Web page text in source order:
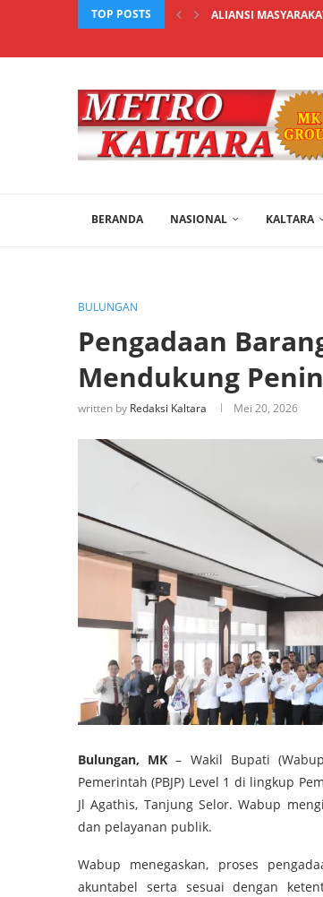
TOP POSTS ALIANSI
BERANDA NASIONAL KALTARA
BULUNGAN
Pengadaan
Mendukung
written by Redaksi Kaltara Mei 20, 2026
Bulungan, MK – Wakil Bupati
Pemerintah (PBJP) Level 1 di lingkup
Jl Agathis, Tanjung Selor. Wabup
dan pelayanan publik.
Wabup menegaskan, proses
akuntabel serta sesuai dengan